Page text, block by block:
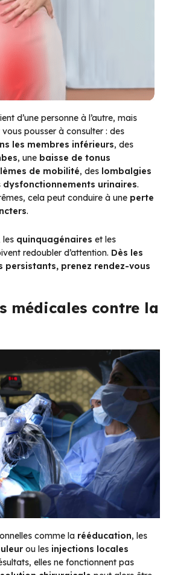
d’une personne à l’autre, mais
pousser à consulter : des
les membres inférieurs, des
, une baisse de tonus
de mobilité, des lombalgies
dysfonctionnements urinaires.
cela peut conduire à une perte
.
les quinquagénaires et les
redoubler d’attention. Dès les
persistants, prenez rendez-vous
médicales contre la
comme la rééducation, les
ou les injections locales
elles ne fonctionnent pas